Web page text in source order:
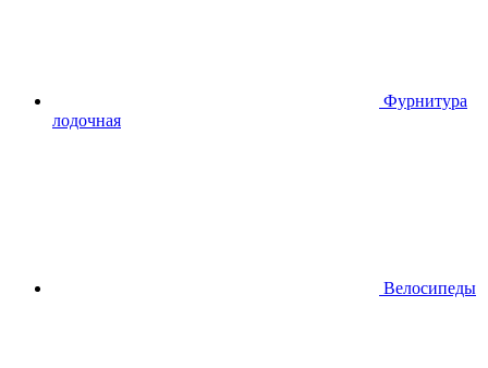
Фурнитура
лодочная
Велосипеды